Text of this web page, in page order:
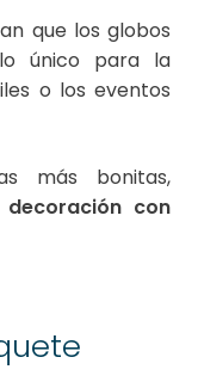
que los globos
único para la
o los eventos
más bonitas,
decoración con